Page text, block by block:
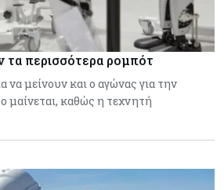
περισσότερα ρομπότ
να μείνουν και ο αγώνας για την
μαίνεται, καθώς η τεχνητή